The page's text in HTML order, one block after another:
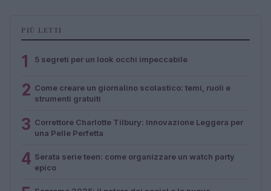
PIÙ LETTI
1 5 segreti per un look occhi impeccabile
2 Come creare un giornalino scolastico: temi, ruoli e
strumenti gratuiti
3 Correttore Charlotte Tilbury: Innovazione Leggera per
una Pelle Perfetta
4 Serata serie teen: come organizzare un watch party
epico